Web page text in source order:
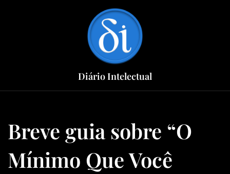
Diário Intelectual
Breve guia sobre “O
Mínimo Que Você